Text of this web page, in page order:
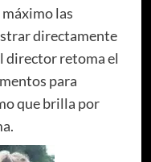
las
directamente
director retoma el
para
que brilla por